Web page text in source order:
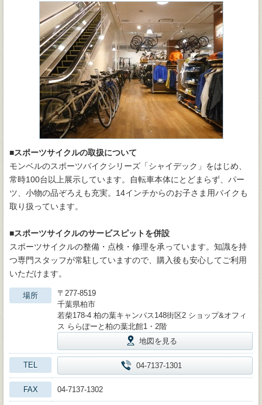
■スポーツサイクルの取扱について
モンベルのスポーツバイクシリーズ「シャイデック」をはじめ、
常時100台以上展示しています。自転車本体にとどまらず、パー
ツ、小物の品ぞろえも充実。14インチからのお子さま用バイクも
取り扱っています。
■スポーツサイクルのサービスピットを併設
スポーツサイクルの整備・点検・修理を承っています。知識を持
つ専門スタッフが常駐していますので、購入後も安心してご利用
いただけます。
場所
〒277-8519
千葉県柏市
若柴178-4 柏の葉キャンパス148街区2 ショップ&オフィ
ス ららぽーと柏の葉北館1・2階
地図を見る
TEL 04-7137-1301
FAX 04-7137-1302